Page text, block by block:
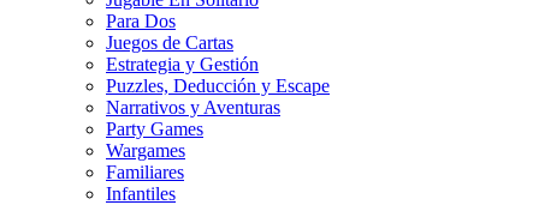
Para Dos
Juegos de Cartas
Estrategia y Gestión
Puzzles, Deducción y Escape
Narrativos y Aventuras
Party Games
Wargames
Familiares
Infantiles